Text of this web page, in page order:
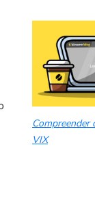
Compreender
VIX